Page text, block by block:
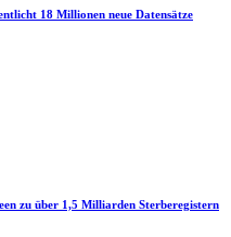
18 Millionen neue Datensätze
zu über 1,5 Milliarden Sterberegistern